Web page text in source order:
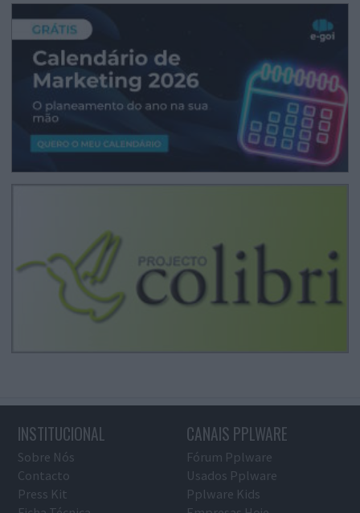
INSTITUCIONAL
Sobre Nós
Contacto
Press Kit
CANAIS PPLWARE
Fórum Pplware
Usados Pplware
Pplware Kids